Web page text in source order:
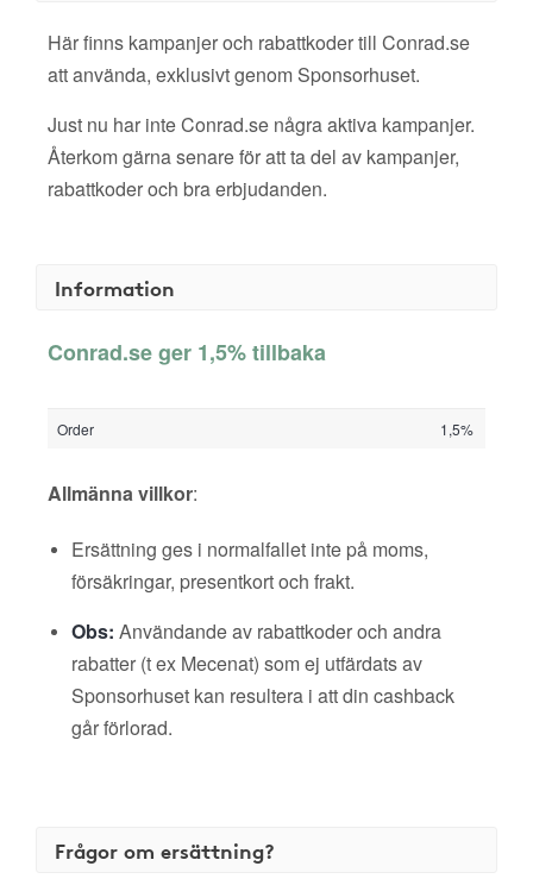
Här finns kampanjer och rabattkoder till Conrad.se
att använda, exklusivt genom Sponsorhuset.
Just nu har inte Conrad.se några aktiva kampanjer.
Återkom gärna senare för att ta del av kampanjer,
rabattkoder och bra erbjudanden.
Information
Conrad.se ger 1,5% tillbaka
Order 1,5%
Allmänna villkor:
Ersättning ges i normalfallet inte på moms,
försäkringar, presentkort och frakt.
Obs: Användande av rabattkoder och andra
rabatter (t ex Mecenat) som ej utfärdats av
Sponsorhuset kan resultera i att din cashback
går förlorad.
Frågor om ersättning?